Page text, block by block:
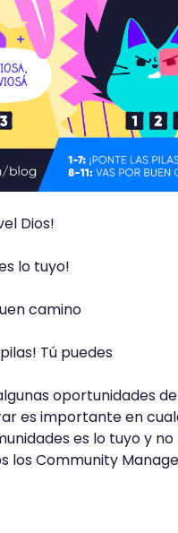
Dios!
lo tuyo!
camino
Tú puedes
oportunidades
es importante en
es lo tuyo y
los Community